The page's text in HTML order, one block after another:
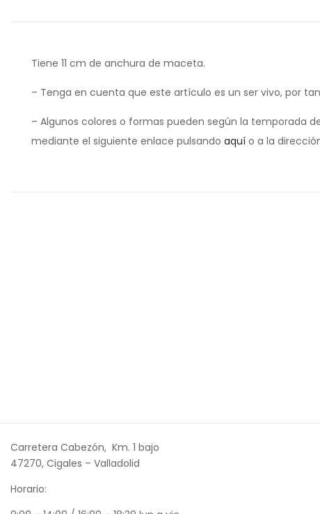
Tiene 11 cm de anchura de maceta.
– Tenga en cuenta que este artículo es un ser vivo, por
– Algunos colores o formas pueden según la temporada
mediante el siguiente enlace pulsando aquí o a la
Carretera Cabezón, Km. 1 bajo
47270, Cigales – Valladolid
Horario: